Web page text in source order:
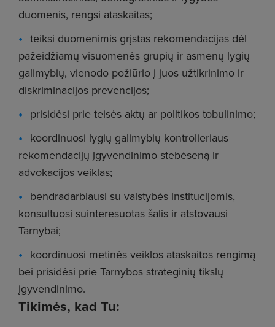
duomenis, rengsi ataskaitas;
teiksi duomenimis grįstas rekomendacijas dėl
pažeidžiamų visuomenės grupių ir asmenų lygių
galimybių, vienodo požiūrio į juos užtikrinimo ir
diskriminacijos prevencijos;
prisidėsi prie teisės aktų ar politikos tobulinimo;
koordinuosi lygių galimybių kontrolieriaus
rekomendacijų įgyvendinimo stebėseną ir
advokacijos veiklas;
bendradarbiausi su valstybės institucijomis,
konsultuosi suinteresuotas šalis ir atstovausi
Tarnybai;
koordinuosi metinės veiklos ataskaitos rengimą
bei prisidėsi prie Tarnybos strateginių tikslų
įgyvendinimo.
Tikimės, kad Tu: